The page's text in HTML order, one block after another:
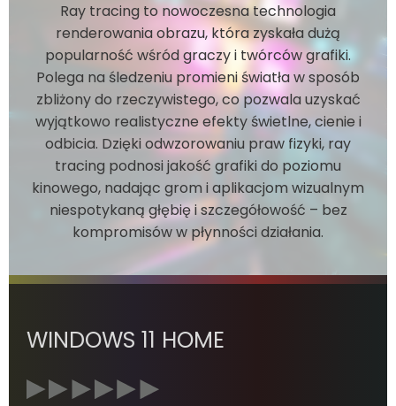
Ray tracing to nowoczesna technologia
renderowania obrazu, która zyskała dużą
popularność wśród graczy i twórców grafiki.
Polega na śledzeniu promieni światła w sposób
zbliżony do rzeczywistego, co pozwala uzyskać
wyjątkowo realistyczne efekty świetlne, cienie i
odbicia. Dzięki odwzorowaniu praw fizyki, ray
tracing podnosi jakość grafiki do poziomu
kinowego, nadając grom i aplikacjom wizualnym
niespotykaną głębię i szczegółowość – bez
kompromisów w płynności działania.
WINDOWS 11 HOME